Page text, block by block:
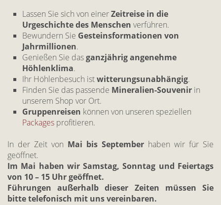
Lassen Sie sich von einerZeitreise in die
Urgeschichte des Menschen verführen.
Bewundern Sie Gesteinsformationen von
Jahrmillionen.
Genießen Sie dasganzjährig angenehme
Höhlenklima.
Ihr Höhlenbesuch istwitterungsunabhängig.
Finden Sie das passende Mineralien-Souvenir in
unserem Shop vor Ort.
Gruppenreisen können von unseren speziellen
Packages profitieren.
In der Zeit von Mai bis September haben wir für Sie
geöffnet.
Im Mai haben wir Samstag, Sonntag und Feiertags
von 10 – 15 Uhr geöffnet.
Führungen außerhalb dieser Zeiten müssen Sie
bitte telefonisch mit uns vereinbaren.